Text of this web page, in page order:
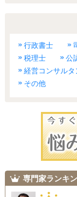
行政書士
税理士
公
経営コンサルタ
その他
専門家ランキ